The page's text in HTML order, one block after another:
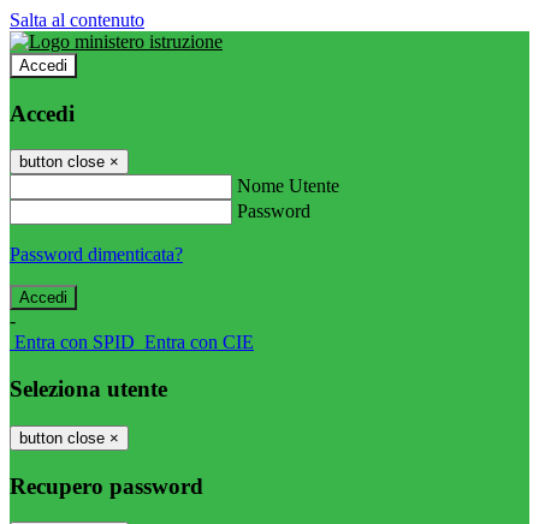
Salta al contenuto
Accedi
Accedi
button close ×
Nome Utente
Password
Password dimenticata?
-
Entra con SPID Entra con CIE
Seleziona utente
button close ×
Recupero password